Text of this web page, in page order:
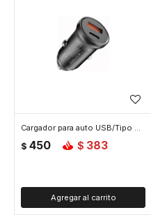
Cargador para auto USB/Tipo C - Negro
$ 450 $ 383